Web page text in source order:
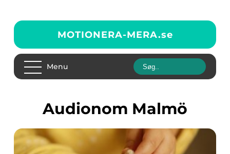
MOTIONERA-MERA.se
Menu
audionom Malmö